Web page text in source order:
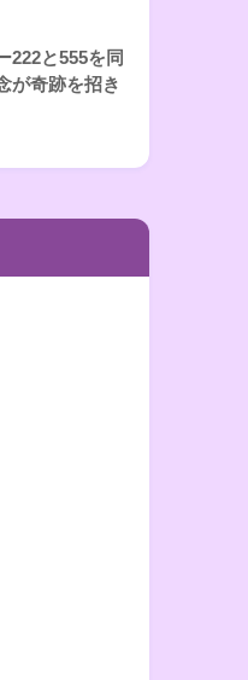
222と555を同
が奇跡を招き